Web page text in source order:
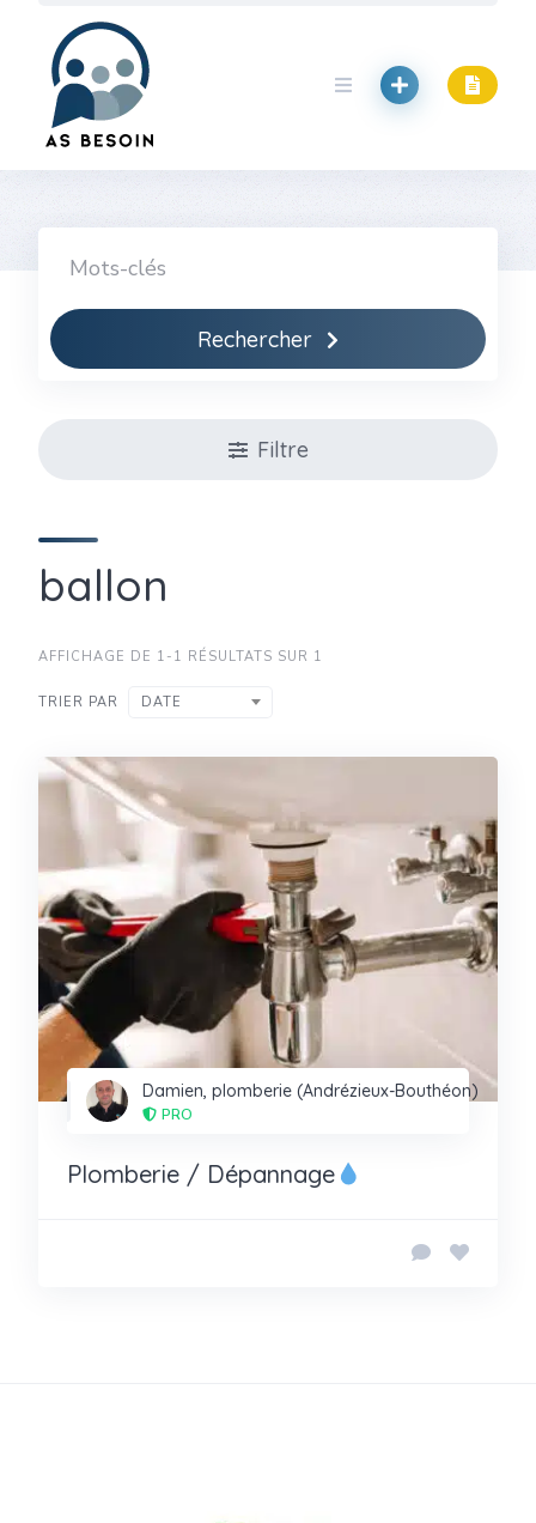
content
Rechercher
Filtre
ballon
AFFICHAGE DE 1-1 RÉSULTATS SUR 1
TRIER PAR DATE
Damien, plomberie (Andrézieux-Bouthéon)
PRO
Plomberie / Dépannage